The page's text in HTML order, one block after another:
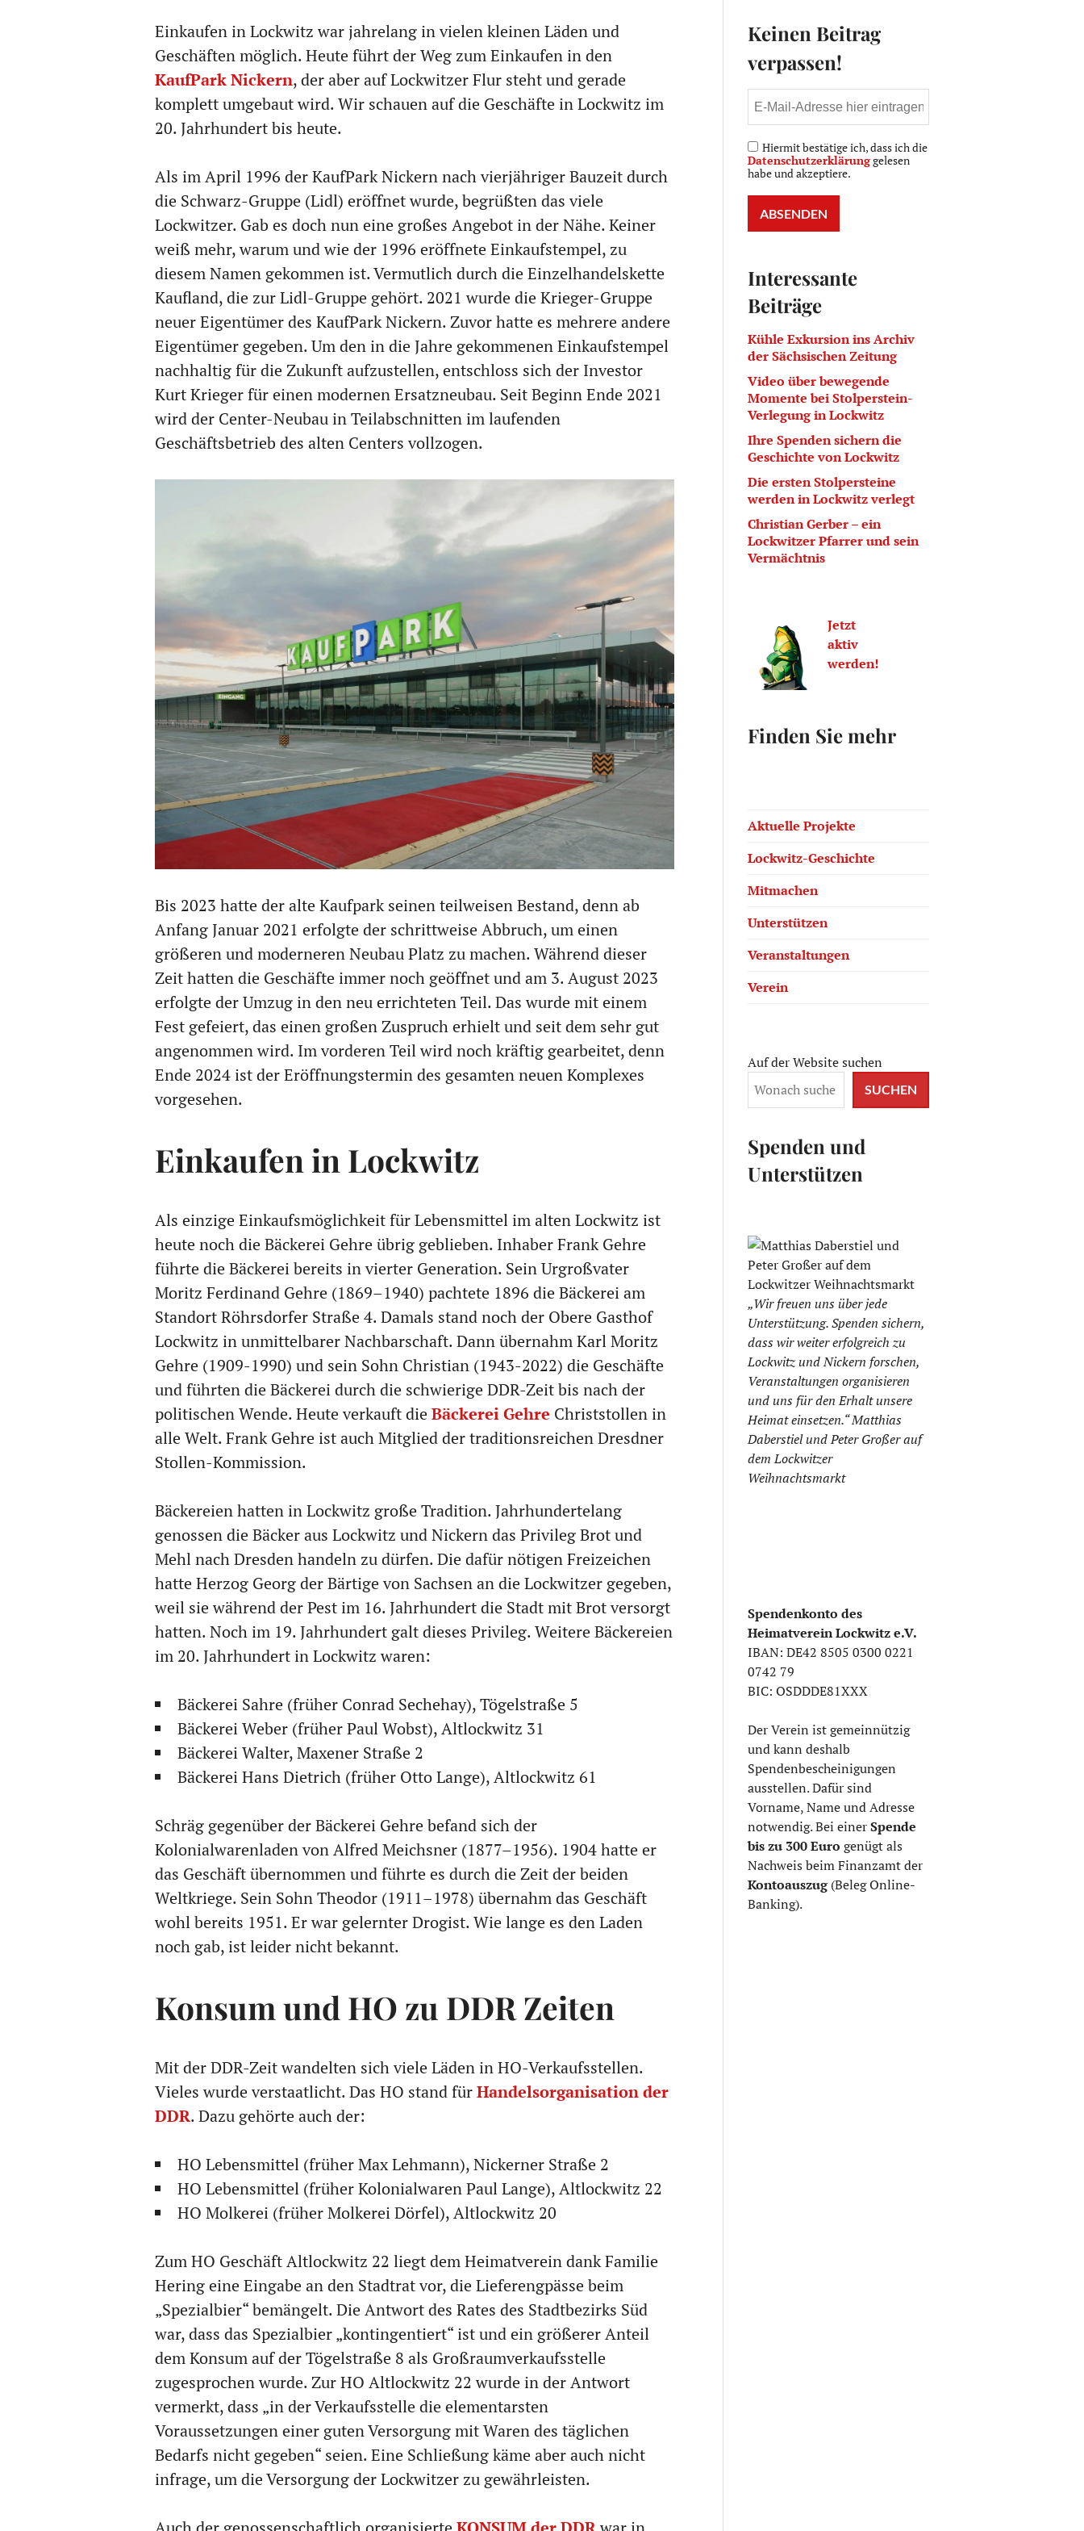
Einkaufen in Lockwitz war jahrelang in vielen kleinen Läden und
Geschäften möglich. Heute führt der Weg zum Einkaufen in den
KaufPark Nickern, der aber auf Lockwitzer Flur steht und gerade
komplett umgebaut wird. Wir schauen auf die Geschäfte in Lockwitz im
20. Jahrhundert bis heute.
Als im April 1996 der KaufPark Nickern nach vierjähriger Bauzeit durch
die Schwarz-Gruppe (Lidl) eröffnet wurde, begrüßten das viele
Lockwitzer. Gab es doch nun eine großes Angebot in der Nähe. Keiner
weiß mehr, warum und wie der 1996 eröffnete Einkaufstempel, zu
diesem Namen gekommen ist. Vermutlich durch die Einzelhandelskette
Kaufland, die zur Lidl-Gruppe gehört. 2021 wurde die Krieger-Gruppe
neuer Eigentümer des KaufPark Nickern. Zuvor hatte es mehrere andere
Eigentümer gegeben. Um den in die Jahre gekommenen Einkaufstempel
nachhaltig für die Zukunft aufzustellen, entschloss sich der Investor
Kurt Krieger für einen modernen Ersatzneubau. Seit Beginn Ende 2021
wird der Center-Neubau in Teilabschnitten im laufenden
Geschäftsbetrieb des alten Centers vollzogen.
Bis 2023 hatte der alte Kaufpark seinen teilweisen Bestand, denn ab
Anfang Januar 2021 erfolgte der schrittweise Abbruch, um einen
größeren und moderneren Neubau Platz zu machen. Während dieser
Zeit hatten die Geschäfte immer noch geöffnet und am 3. August 2023
erfolgte der Umzug in den neu errichteten Teil. Das wurde mit einem
Fest gefeiert, das einen großen Zuspruch erhielt und seit dem sehr gut
angenommen wird. Im vorderen Teil wird noch kräftig gearbeitet, denn
Ende 2024 ist der Eröffnungstermin des gesamten neuen Komplexes
vorgesehen.
Einkaufen in Lockwitz
Als einzige Einkaufsmöglichkeit für Lebensmittel im alten Lockwitz ist
heute noch die Bäckerei Gehre übrig geblieben. Inhaber Frank Gehre
führte die Bäckerei bereits in vierter Generation. Sein Urgroßvater
Moritz Ferdinand Gehre (1869–1940) pachtete 1896 die Bäckerei am
Standort Röhrsdorfer Straße 4. Damals stand noch der Obere Gasthof
Lockwitz in unmittelbarer Nachbarschaft. Dann übernahm Karl Moritz
Gehre (1909-1990) und sein Sohn Christian (1943-2022) die Geschäfte
und führten die Bäckerei durch die schwierige DDR-Zeit bis nach der
politischen Wende. Heute verkauft die Bäckerei Gehre Christstollen in
alle Welt. Frank Gehre ist auch Mitglied der traditionsreichen Dresdner
Stollen-Kommission.
Bäckereien hatten in Lockwitz große Tradition. Jahrhundertelang
genossen die Bäcker aus Lockwitz und Nickern das Privileg Brot und
Mehl nach Dresden handeln zu dürfen. Die dafür nötigen Freizeichen
hatte Herzog Georg der Bärtige von Sachsen an die Lockwitzer gegeben,
weil sie während der Pest im 16. Jahrhundert die Stadt mit Brot versorgt
hatten. Noch im 19. Jahrhundert galt dieses Privileg. Weitere Bäckereien
im 20. Jahrhundert in Lockwitz waren:
Bäckerei Sahre (früher Conrad Sechehay), Tögelstraße 5
Bäckerei Weber (früher Paul Wobst), Altlockwitz 31
Bäckerei Walter, Maxener Straße 2
Bäckerei Hans Dietrich (früher Otto Lange), Altlockwitz 61
Schräg gegenüber der Bäckerei Gehre befand sich der
Kolonialwarenladen von Alfred Meichsner (1877–1956). 1904 hatte er
das Geschäft übernommen und führte es durch die Zeit der beiden
Weltkriege. Sein Sohn Theodor (1911–1978) übernahm das Geschäft
wohl bereits 1951. Er war gelernter Drogist. Wie lange es den Laden
noch gab, ist leider nicht bekannt.
Konsum und HO zu DDR Zeiten
Mit der DDR-Zeit wandelten sich viele Läden in HO-Verkaufsstellen.
Vieles wurde verstaatlicht. Das HO stand fürHandelsorganisation der
DDR. Dazu gehörte auch der:
HO Lebensmittel (früher Max Lehmann), Nickerner Straße 2
HO Lebensmittel (früher Kolonialwaren Paul Lange), Altlockwitz 22
HO Molkerei (früher Molkerei Dörfel), Altlockwitz 20
Zum HO Geschäft Altlockwitz 22 liegt dem Heimatverein dank Familie
Hering eine Eingabe an den Stadtrat vor, die Lieferengpässe beim
„Spezialbier“ bemängelt. Die Antwort des Rates des Stadtbezirks Süd
war, dass das Spezialbier „kontingentiert“ ist und ein größerer Anteil
dem Konsum auf der Tögelstraße 8 als Großraumverkaufsstelle
zugesprochen wurde. Zur HO Altlockwitz 22 wurde in der Antwort
vermerkt, dass „in der Verkaufsstelle die elementarsten
Voraussetzungen einer guten Versorgung mit Waren des täglichen
Bedarfs nicht gegeben“ seien. Eine Schließung käme aber auch nicht
infrage, um die Versorgung der Lockwitzer zu gewährleisten.
Keinen Beitrag
verpassen!
Hiermit bestätige ich, dass ich die
Datenschutzerklärunggelesen
habe und akzeptiere.
Interessante
Beiträge
Kühle Exkursion ins Archiv
der Sächsischen Zeitung
Video über bewegende
Momente bei Stolperstein-
Verlegung in Lockwitz
Ihre Spenden sichern die
Geschichte von Lockwitz
Die ersten Stolpersteine
werden in Lockwitz verlegt
Christian Gerber – ein
Lockwitzer Pfarrer und sein
Vermächtnis
Jetzt
aktiv
werden!
Finden Sie mehr
Aktuelle Projekte
Lockwitz-Geschichte
Mitmachen
Unterstützen
Veranstaltungen
Verein
Auf der Website suchen
SUCHEN
Spenden und
Unterstützen
„Wir freuen uns über jede
Unterstützung. Spenden sichern,
dass wir weiter erfolgreich zu
Lockwitz und Nickern forschen,
Veranstaltungen organisieren
und uns für den Erhalt unsere
Heimat einsetzen.“ Matthias
Daberstiel und Peter Großer auf
dem Lockwitzer
Weihnachtsmarkt
Spendenkonto des
Heimatverein Lockwitz e.V.
IBAN: DE42 8505 0300 0221
0742 79
BIC: OSDDDE81XXX
Der Verein ist gemeinnützig
und kann deshalb
Spendenbescheinigungen
ausstellen. Dafür sind
Vorname, Name und Adresse
notwendig. Bei einerSpende
bis zu 300 Euro genügt als
Nachweis beim Finanzamt der
Kontoauszug(Beleg Online-
Banking).